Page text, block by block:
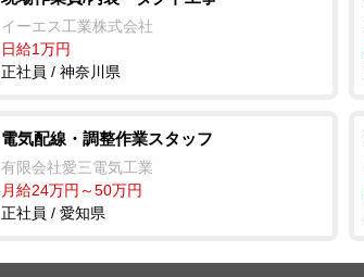
イーエス工業株式会社
日給1万円
正社員 / 神奈川県
電気配線・調整作業スタッフ
有限会社愛三電気工業
月給24万円～50万円
正社員 / 愛知県